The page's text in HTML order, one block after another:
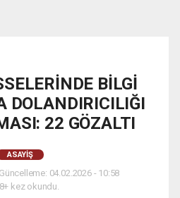
BİLGİ
DOLANDIRICILIĞI
22 GÖZALTI
ASAYIŞ
04.02.2026 - 10:58
kez okundu.